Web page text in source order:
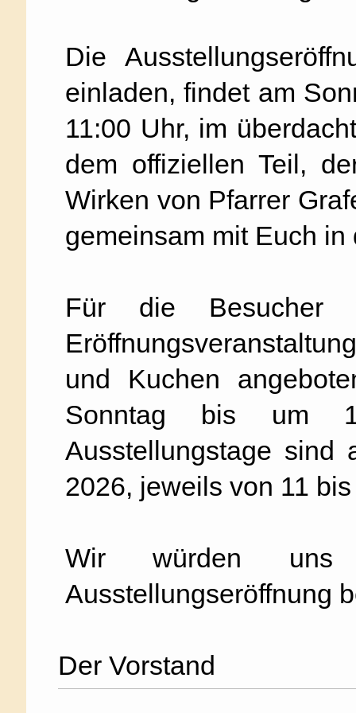
Die
einladen, findet am
11:00 Uhr, im
dem offiziellen Teil,
Wirken von Pfarrer
gemeinsam mit Euch
Für die
und Kuchen
Sonntag bis um
Ausstellungstage sind
2026, jeweils von 11
Wir würden
Ausstellungseröffnung
Der Vorstand